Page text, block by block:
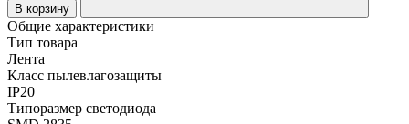
В корзину
Общие характеристики
Тип товара
Лента
Класс пылевлагозащиты
IP20
Типоразмер светодиода